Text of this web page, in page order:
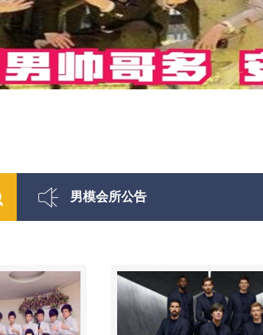
男模会所公告